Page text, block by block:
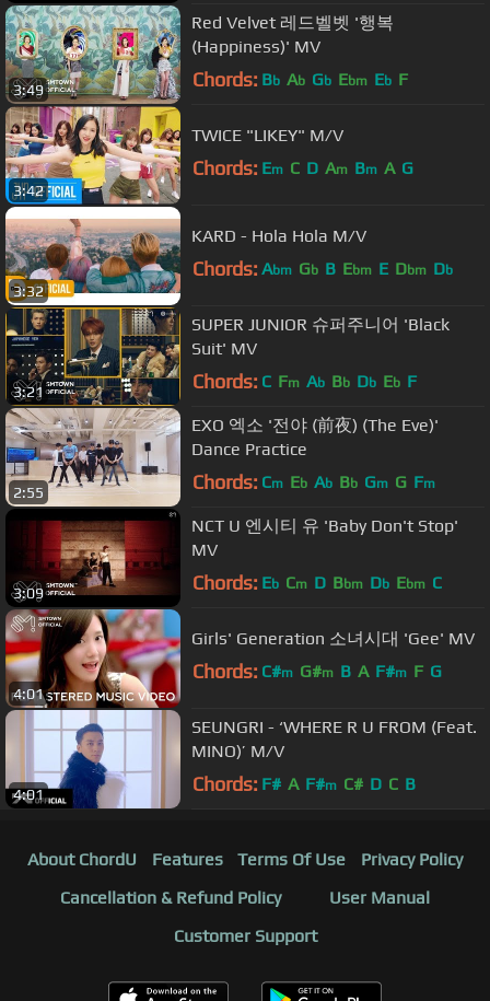
3:49
Red Velvet 레드벨벳 '행복
(Happiness)' MV
Chords: Bb Ab Gb Ebm Eb F
3:42
TWICE "LIKEY" M/V
Chords: Em C D Am Bm A G
3:32
KARD - Hola Hola M/V
Chords: Abm Gb B Ebm E Dbm Db
3:21
SUPER JUNIOR 슈퍼주니어 'Black
Suit' MV
Chords: C Fm Ab Bb Db Eb F
2:55
EXO 엑소 '전야 (前夜) (The Eve)'
Dance Practice
Chords: Cm Eb Ab Bb Gm G Fm
3:09
NCT U 엔시티 유 'Baby Don't Stop'
MV
Chords: Eb Cm D Bbm Db Ebm C
4:01
Girls' Generation 소녀시대 'Gee' MV
Chords: C#m G#m B A F#m F G
4:01
SEUNGRI - ‘WHERE R U FROM (Feat.
MINO)’ M/V
Chords: F# A F#m C# D C B
About ChordU Features Terms Of Use
Privacy Policy
Cancellation & Refund Policy
User Manual
Customer Support